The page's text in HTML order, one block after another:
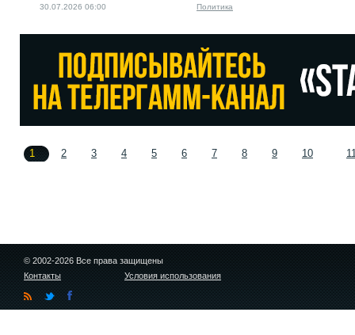
30.07.2026 06:00 Политика
1 2 3 4 5 6 7 8 9 10
© 2002-2026 Все права защищены
Контакты
Условия использования